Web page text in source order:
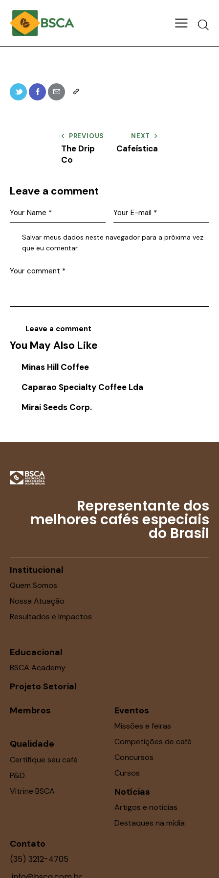
PREVIOUS
The Drip
Co
NEXT
Cafeística
Leave a comment
Salvar meus dados neste navegador para a próxima vez
que eu comentar.
You May Also Like
Minas Hill Coffee
Caparao Specialty Coffee Lda
Mirai Seeds Corp.
Representante dos
melhores cafés especiais
do Brasil
Institucional
Quem Somos
Nossa Atuação
Resultados e Impactos
Educacional
BSCA Academy
Projeto Setorial
Membros
Qualidade
Certifique seu café
P&D
Vitrine BSCA
Eventos
Missões e feiras
Competições de café
Concursos
Cursos
Notícias
Artigos e notícias
Destaques na mídia
Contato
(35) 3212-4705